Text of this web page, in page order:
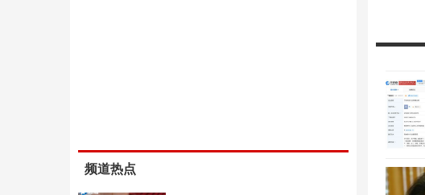
频道热点